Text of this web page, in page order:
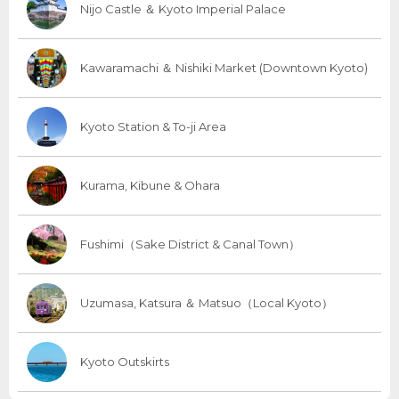
Nijo Castle ＆ Kyoto Imperial Palace
Kawaramachi ＆ Nishiki Market (Downtown Kyoto)
Kyoto Station & To-ji Area
Kurama, Kibune & Ohara
Fushimi（Sake District & Canal Town）
Uzumasa, Katsura ＆ Matsuo（Local Kyoto）
Kyoto Outskirts